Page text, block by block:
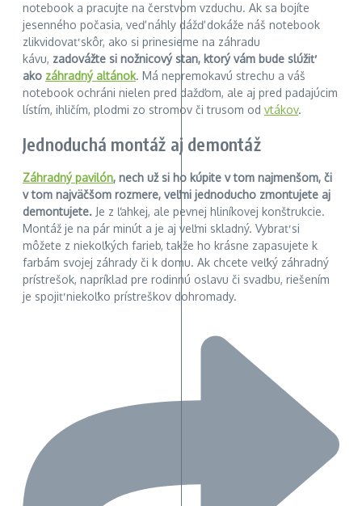
notebook a pracujte na čerstvom vzduchu. Ak sa bojíte
jesenného počasia, veď náhly dážď dokáže náš notebook
zlikvidovať skôr, ako si prinesieme na záhradu
kávu, zadovážte si nožnicový stan, ktorý vám bude slúžiť
ako záhradný altánok. Má nepremokavú strechu a váš
notebook ochráni nielen pred dažďom, ale aj pred padajúcim
lístím, ihličím, plodmi zo stromov či trusom od vtákov.
Jednoduchá montáž aj demontáž
Záhradný pavilón, nech už si ho kúpite v tom najmenšom, či
v tom najväčšom rozmere, veľmi jednoducho zmontujete aj
demontujete. Je z ľahkej, ale pevnej hliníkovej konštrukcie.
Montáž je na pár minút a je aj veľmi skladný. Vybrať si
môžete z niekoľkých farieb, takže ho krásne zapasujete k
farbám svojej záhrady či k domu. Ak chcete veľký záhradný
prístrešok, napríklad pre rodinnú oslavu či svadbu, riešením
je spojiť niekoľko prístreškov dohromady.